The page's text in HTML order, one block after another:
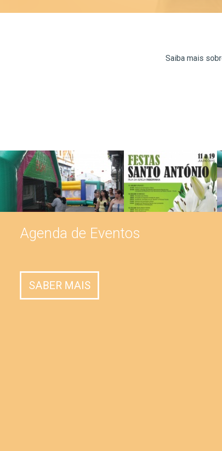
Saiba mais
Agenda de Eventos
SABER MAIS